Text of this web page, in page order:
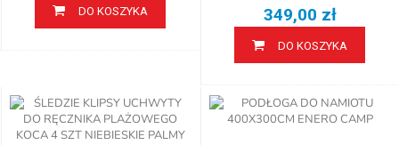
DO KOSZYKA 349,00 zł
DO KOSZYKA